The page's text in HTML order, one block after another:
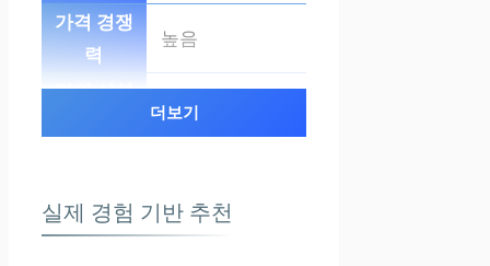
높음
합리적인 수준
다른 숙소
더보기
실제 경험 기반 추천